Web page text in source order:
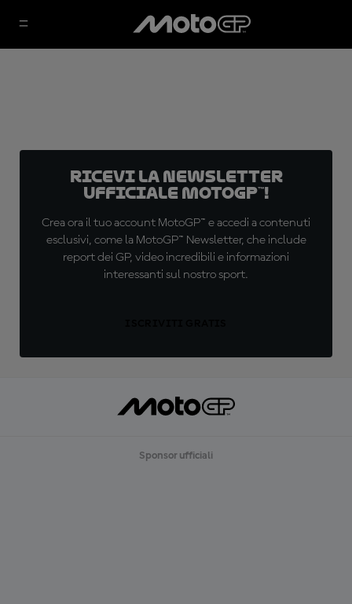
Ricevi la newsletter
ufficiale MotoGP™!
Crea ora il tuo account MotoGP™ e accedi a contenuti
esclusivi, come la MotoGP™ Newsletter, che include
report dei GP, video incredibili e informazioni
interessanti sul nostro sport.
Sponsor ufficiali